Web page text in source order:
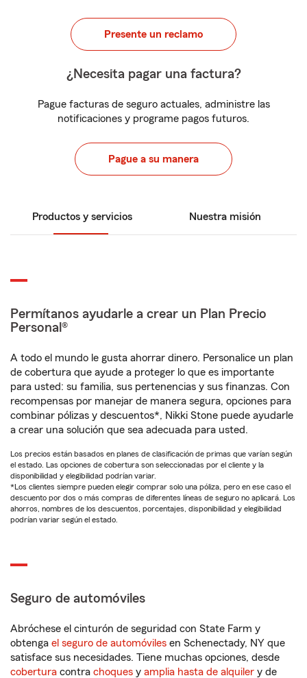
Presente un reclamo
¿Necesita pagar una factura?
Pague facturas de seguro actuales, administre las
notificaciones y programe pagos futuros.
Pague a su manera
Productos y servicios Nuestra misión
Permítanos ayudarle a crear un Plan Precio
Personal®
A todo el mundo le gusta ahorrar dinero. Personalice un plan
de cobertura que ayude a proteger lo que es importante
para usted: su familia, sus pertenencias y sus finanzas. Con
recompensas por manejar de manera segura, opciones para
combinar pólizas y descuentos*, Nikki Stone puede ayudarle
a crear una solución que sea adecuada para usted.
Los precios están basados en planes de clasificación de primas que varían según
el estado. Las opciones de cobertura son seleccionadas por el cliente y la
disponibilidad y elegibilidad podrían variar.
*Los clientes siempre pueden elegir comprar solo una póliza, pero en ese caso el
descuento por dos o más compras de diferentes líneas de seguro no aplicará. Los
ahorros, nombres de los descuentos, porcentajes, disponibilidad y elegibilidad
podrían variar según el estado.
Seguro de automóviles
Abróchese el cinturón de seguridad con State Farm y
obtenga el seguro de automóviles en Schenectady, NY que
satisface sus necesidades. Tiene muchas opciones, desde
cobertura contra choques y amplia hasta de alquiler y de